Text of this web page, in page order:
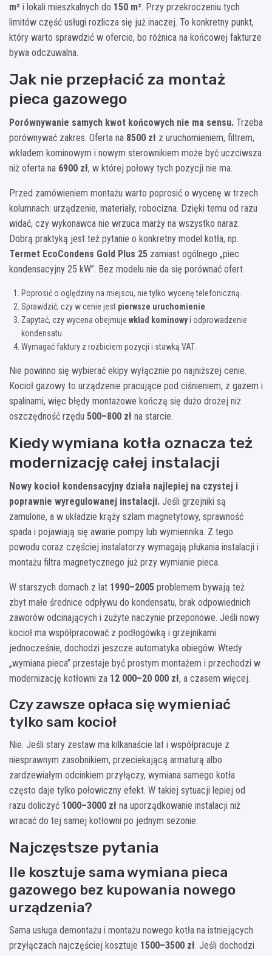
m² i lokali mieszkalnych do 150 m². Przy przekroczeniu tych
limitów część usługi rozlicza się już inaczej. To konkretny punkt,
który warto sprawdzić w ofercie, bo różnica na końcowej fakturze
bywa odczuwalna.
Jak nie przepłacić za montaż
pieca gazowego
Porównywanie samych kwot końcowych nie ma sensu. Trzeba
porównywać zakres. Oferta na 8500 zł z uruchomieniem, filtrem,
wkładem kominowym i nowym sterownikiem może być uczciwsza
niż oferta na 6900 zł, w której połowy tych pozycji nie ma.
Przed zamówieniem montażu warto poprosić o wycenę w trzech
kolumnach: urządzenie, materiały, robocizna. Dzięki temu od razu
widać, czy wykonawca nie wrzuca marży na wszystko naraz.
Dobrą praktyką jest też pytanie o konkretny model kotła, np.
Termet EcoCondens Gold Plus 25 zamiast ogólnego „piec
kondensacyjny 25 kW”. Bez modelu nie da się porównać ofert.
Poprosić o oględziny na miejscu, nie tylko wycenę telefoniczną.
Sprawdzić, czy w cenie jest pierwsze uruchomienie
Zapytać, czy wycena obejmuje wkład kominowyi odprowadzenie
kondensatu.
Wymagać faktury z rozbiciem pozycji i stawką VAT.
Nie powinno się wybierać ekipy wyłącznie po najniższej cenie.
Kocioł gazowy to urządzenie pracujące pod ciśnieniem, z gazem i
spalinami, więc błędy montażowe kończą się dużo drożej niż
oszczędność rzędu 500–800 zł na starcie.
Kiedy wymiana kotła oznacza też
modernizację całej instalacji
Nowy kocioł kondensacyjny działa najlepiej na czystej i
poprawnie wyregulowanej instalacji. Jeśli grzejniki są
zamulone, a w układzie krąży szlam magnetytowy, sprawność
spada i pojawiają się awarie pompy lub wymiennika. Z tego
powodu coraz częściej instalatorzy wymagają płukania instalacji i
montażu filtra magnetycznego już przy wymianie pieca.
W starszych domach z lat 1990–2005 problemem bywają też
zbyt małe średnice odpływu do kondensatu, brak odpowiednich
zaworów odcinających i zużyte naczynie przeponowe. Jeśli nowy
kocioł ma współpracować z podłogówką i grzejnikami
jednocześnie, dochodzi jeszcze automatyka obiegów. Wtedy
„wymiana pieca” przestaje być prostym montażem i przechodzi w
modernizację kotłowni za 12 000–20 000 zł, a czasem więcej.
Czy zawsze opłaca się wymieniać
tylko sam kocioł
Nie. Jeśli stary zestaw ma kilkanaście lat i współpracuje z
niesprawnym zasobnikiem, przeciekającą armaturą albo
zardzewiałym odcinkiem przyłączy, wymiana samego kotła
często daje tylko połowiczny efekt. W takiej sytuacji lepiej od
razu doliczyć 1000–3000 zł na uporządkowanie instalacji niż
wracać do tej samej kotłowni po jednym sezonie.
Najczęstsze pytania
Ile kosztuje sama wymiana pieca
gazowego bez kupowania nowego
urządzenia?
Sama usługa demontażu i montażu nowego kotła na istniejących
przyłączach najczęściej kosztuje 1500–3500 zł. Jeśli dochodzi